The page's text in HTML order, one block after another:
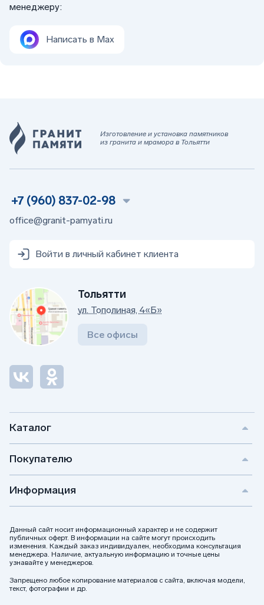
менеджеру:
Написать в Max
Изготовление и установка памятников
из гранита и мрамора в Тольятти
Каталог
Покупателю
Информация
Данный сайт носит информационный характер и не содержит
публичных оферт. В информации на сайте могут происходить
изменения. Каждый заказ индивидуален, необходима консультация
менеджера. Наличие, актуальную информацию и точные цены
узнавайте у менеджеров.
Запрещено любое копирование материалов с сайта, включая модели,
текст, фотографии и др.
+7 (960) 837-02-98
office@granit-pamyati.ru
Войти в личный кабинет клиента
Тольятти
ул. Тополиная, 4«Б»
Все офисы